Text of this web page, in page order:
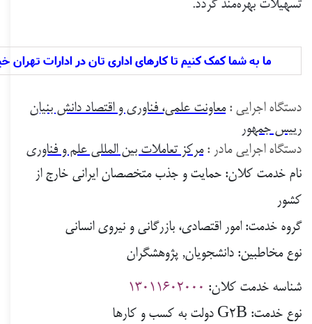
تسهیلات بهره‌مند گردد.
ما به شما کمک کنیم تا کارهای اداری تان در ادارات تهران
دستگاه اجرایی :معاونت علمی، فناوری و اقتصاد دانش بنیان
رییس جمهور
دستگاه اجرایی مادر :مرکز تعاملات بین المللی علم و فناوری
نام خدمت کلان: حمایت و جذب متخصصان ایرانی خارج از
کشور
گروه خدمت: امور اقتصادي، بازرگاني و نيروي انساني
نوع مخاطبین: دانشجویان, پژوهشگران
شناسه خدمت کلان: 13011602000
نوع خدمت: G2B دولت به کسب و کارها